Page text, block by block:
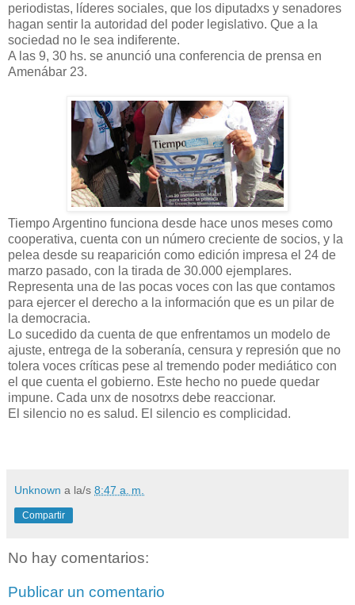
periodistas, líderes sociales, que los diputadxs y senadores
hagan sentir la autoridad del poder legislativo. Que a la
sociedad no le sea indiferente.
A las 9, 30 hs. se anunció una conferencia de prensa en
Amenábar 23.
Tiempo Argentino funciona desde hace unos meses como
cooperativa, cuenta con un número creciente de socios, y la
pelea desde su reaparición como edición impresa el 24 de
marzo pasado, con la tirada de 30.000 ejemplares.
Representa una de las pocas voces con las que contamos
para ejercer el derecho a la información que es un pilar de
la democracia.
Lo sucedido da cuenta de que enfrentamos un modelo de
ajuste, entrega de la soberanía, censura y represión que no
tolera voces críticas pese al tremendo poder mediático con
el que cuenta el gobierno. Este hecho no puede quedar
impune. Cada unx de nosotrxs debe reaccionar.
El silencio no es salud. El silencio es complicidad.
Unknown a la/s 8:47 a. m.
Compartir
No hay comentarios:
Publicar un comentario